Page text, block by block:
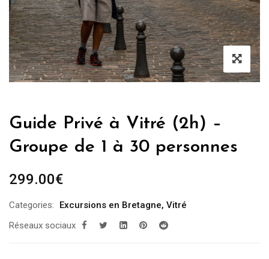
Guide Privé à Vitré (2h) –
Groupe de 1 à 30 personnes
299.00€
Categories: Excursions en Bretagne, Vitré
Réseaux sociaux